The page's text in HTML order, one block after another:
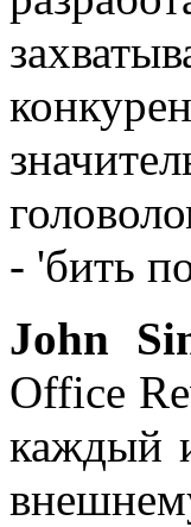
- 'бить
John
Office
каждый